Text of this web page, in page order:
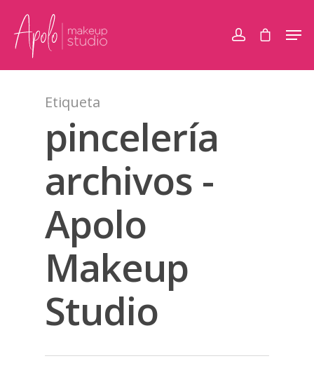
Etiqueta
pincelería
archivos -
Apolo
Makeup
Studio